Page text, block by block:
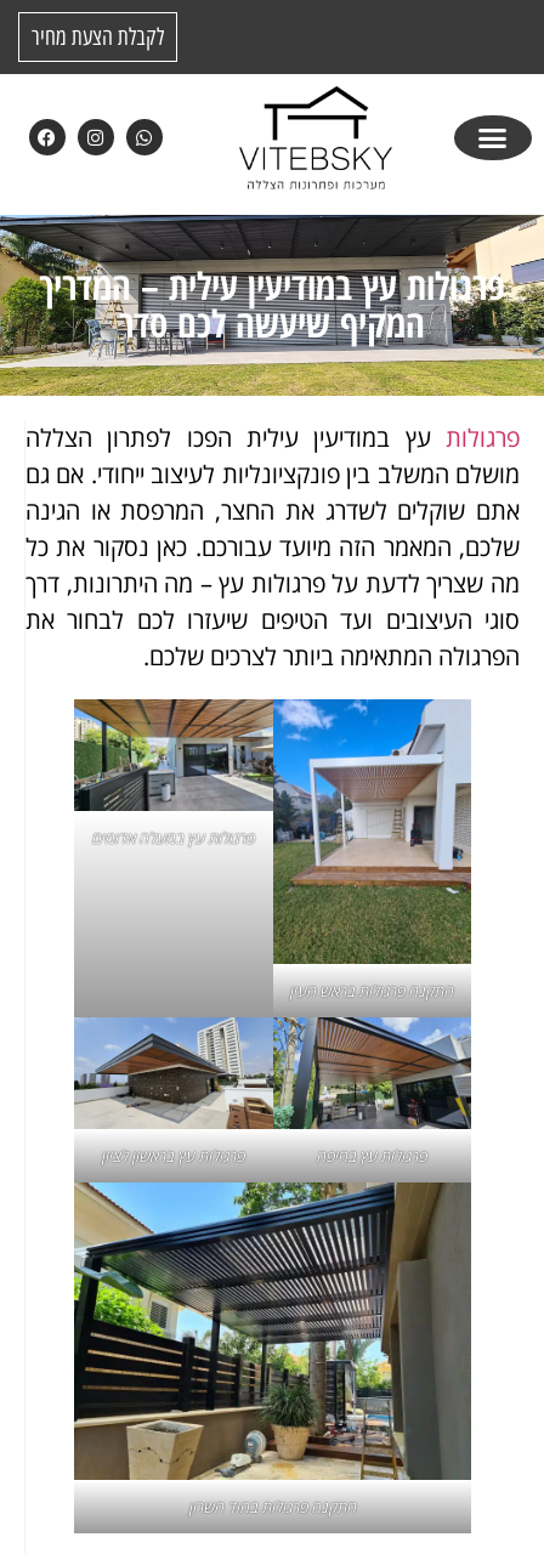
לקבלת הצעת מחיר
פרגולות עץ במודיעין עילית – המדריך
המקיף שיעשה לכם סדר
פרגולות עץ במודיעין עילית הפכו לפתרון הצללה
מושלם המשלב בין פונקציונליות לעיצוב ייחודי. אם גם
אתם שוקלים לשדרג את החצר, המרפסת או הגינה
שלכם, המאמר הזה מיועד עבורכם. כאן נסקור את כל
מה שצריך לדעת על פרגולות עץ – מה היתרונות, דרך
סוגי העיצובים ועד הטיפים שיעזרו לכם לבחור את
הפרגולה המתאימה ביותר לצרכים שלכם.
התקנהפרגולות בראש העין
פרגולות עץ במעלה אדומים
פרגולות עץ בחיפה פרגולות עץ בראשון לציון
התקנה פרגולות בהוד השרון